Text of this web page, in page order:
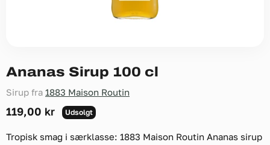
Ananas Sirup 100 cl
Sirup fra 1883 Maison Routin
119,00 kr Udsolgt
Tropisk smag i særklasse: 1883 Maison Routin Ananas sirup